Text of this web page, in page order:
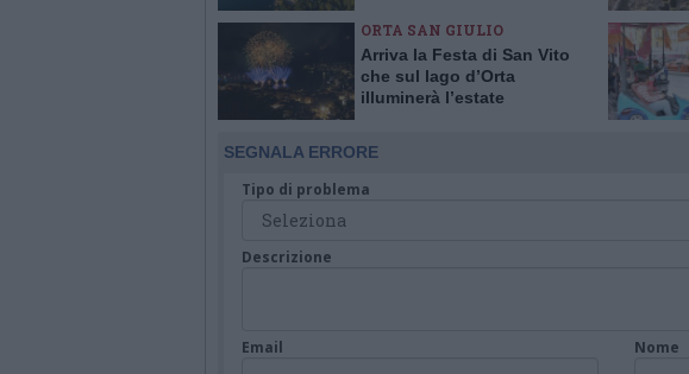
ORTA SAN GIULIO
Arriva la Festa di San Vito
che sul lago d’Orta
illuminerà l’estate
SEGNALA ERRORE
Tipo di problema
Descrizione
Email Nome